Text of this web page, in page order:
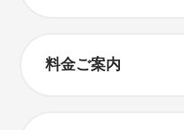
料金ご案内